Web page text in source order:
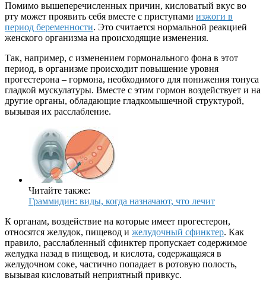
Помимо вышеперечисленных причин, кисловатый вкус во
рту может проявить себя вместе с приступами изжоги в
период беременности. Это считается нормальной реакцией
женского организма на происходящие изменения.
Так, например, с изменением гормонального фона в этот
период, в организме происходит повышение уровня
прогестерона – гормона, необходимого для понижения тонуса
гладкой мускулатуры. Вместе с этим гормон воздействует и на
другие органы, обладающие гладкомышечной структурой,
вызывая их расслабление.
Читайте также:
Граммидин: виды, когда назначают, что лечит
К органам, воздействие на которые имеет прогестерон,
относятся желудок, пищевод и желудочный сфинктер. Как
правило, расслабленный сфинктер пропускает содержимое
желудка назад в пищевод, и кислота, содержащаяся в
желудочном соке, частично попадает в ротовую полость,
вызывая кисловатый неприятный привкус.